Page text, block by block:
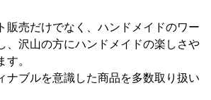
販売だけでなく、ハンドメイドのワー
、沢山の方にハンドメイドの楽しさや
す。
ナブルを意識した商品を多数取り扱い